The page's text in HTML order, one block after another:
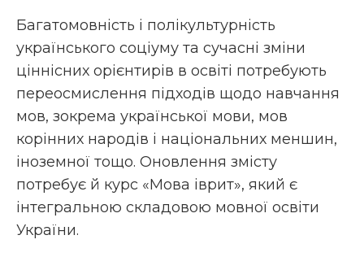
Багатомовність і полікультурність
українського соціуму та сучасні зміни
ціннісних орієнтирів в освіті потребують
переосмислення підходів щодо навчання
мов, зокрема української мови, мов
корінних народів і національних меншин,
іноземної тощо. Оновлення змісту
потребує й курс «Мова іврит», який є
інтегральною складовою мовної освіти
України.